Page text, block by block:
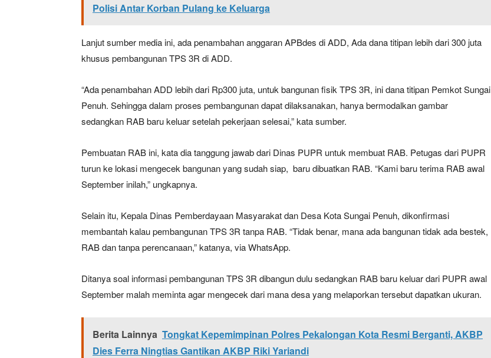
Polisi Antar Korban Pulang ke Keluarga
Lanjut sumber media ini, ada penambahan anggaran APBdes di ADD, Ada dana titipan lebih dari 300 juta
khusus pembangunan TPS 3R di ADD.
“Ada penambahan ADD lebih dari Rp300 juta, untuk bangunan fisik TPS 3R, ini dana titipan Pemkot Sungai
Penuh. Sehingga dalam proses pembangunan dapat dilaksanakan, hanya bermodalkan gambar
sedangkan RAB baru keluar setelah pekerjaan selesai,” kata sumber.
Pembuatan RAB ini, kata dia tanggung jawab dari Dinas PUPR untuk membuat RAB. Petugas dari PUPR
turun ke lokasi mengecek bangunan yang sudah siap, baru dibuatkan RAB. “Kami baru terima RAB awal
September inilah,” ungkapnya.
Selain itu, Kepala Dinas Pemberdayaan Masyarakat dan Desa Kota Sungai Penuh, dikonfirmasi
membantah kalau pembangunan TPS 3R tanpa RAB. “Tidak benar, mana ada bangunan tidak ada bestek,
RAB dan tanpa perencanaan,” katanya, via WhatsApp.
Ditanya soal informasi pembangunan TPS 3R dibangun dulu sedangkan RAB baru keluar dari PUPR awal
September malah meminta agar mengecek dari mana desa yang melaporkan tersebut dapatkan ukuran.
Berita Lainnya Tongkat Kepemimpinan Polres Pekalongan Kota Resmi Berganti, AKBP
Dies Ferra Ningtias Gantikan AKBP Riki Yariandi